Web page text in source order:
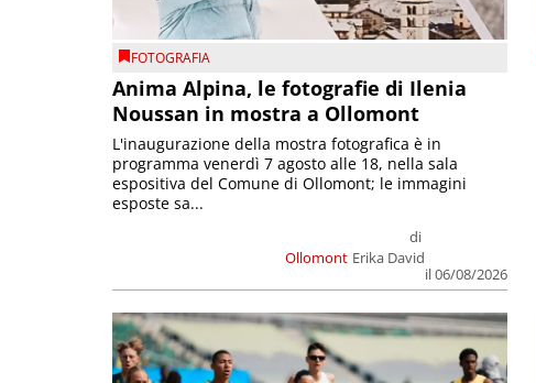
FOTOGRAFIA
Anima Alpina, le fotografie di Ilenia
Noussan in mostra a Ollomont
Ollomont
di
Erika David
il 06/08/2026
L'inaugurazione della mostra fotografica è in
programma venerdì 7 agosto alle 18, nella sala
espositiva del Comune di Ollomont; le immagini
esposte sa...